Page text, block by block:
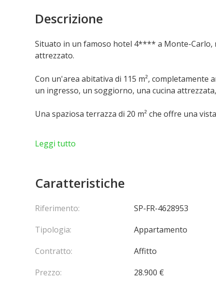
Descrizione
Situato in un famoso hotel 4**** a Monte-Carlo,
attrezzato.
Con un'area abitativa di 115 m², completamente
un ingresso, un soggiorno, una cucina
Una spaziosa terrazza di 20 m² che offre una
I servizi inclusi nel prezzo di affitto includono
palestra e solarium.
Infine, è offerto uno sconto del 20% su servizi
Leggi tutto
Caratteristiche
Riferimento:
SP-FR-4628953
Tipologia:
Appartamento
Contratto:
Affitto
Prezzo:
28.900 €